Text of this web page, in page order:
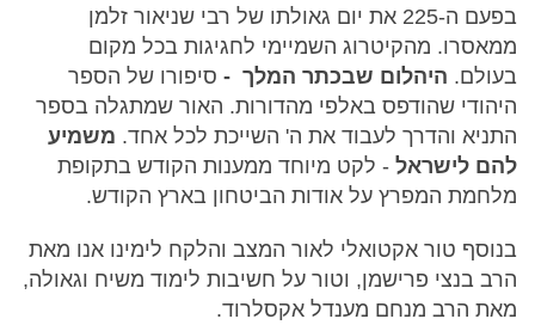
בפעם ה-225 את יום גאולתו של רבי שניאור זלמן
ממאסרו. מהקיטרוג השמיימי לחגיגות בכל מקום
בעולם. היהלום שבכתר המלך - סיפורו של הספר
היהודי שהודפס באלפי מהדורות. האור שמתגלה בספר
התניא והדרך לעבוד את ה' השייכת לכל אחד. משמיע
להם לישראל - לקט מיוחד ממענות הקודש בתקופת
מלחמת המפרץ על אודות הביטחון בארץ הקודש.
בנוסף טור אקטואלי לאור המצב והלקח לימינו אנו מאת
הרב בנצי פרישמן, וטור על חשיבות לימוד משיח וגאולה,
מאת הרב מנחם מענדל אקסלרוד.